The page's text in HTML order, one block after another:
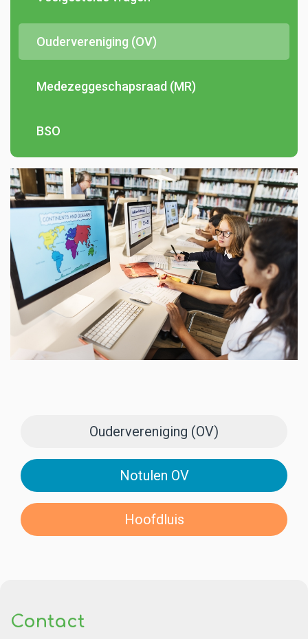
Oudervereniging (OV)
Medezeggeschapsraad (MR)
BSO
Oudervereniging (OV)
Notulen OV
Hoofdluis
Contact